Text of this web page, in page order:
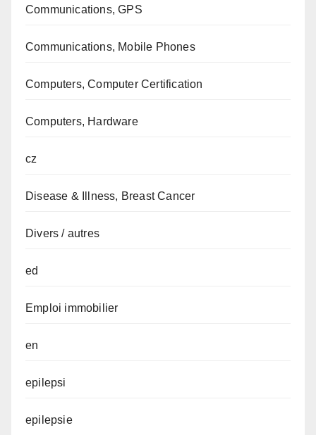
Communications, GPS
Communications, Mobile Phones
Computers, Computer Certification
Computers, Hardware
cz
Disease & Illness, Breast Cancer
Divers / autres
ed
Emploi immobilier
en
epilepsi
epilepsie